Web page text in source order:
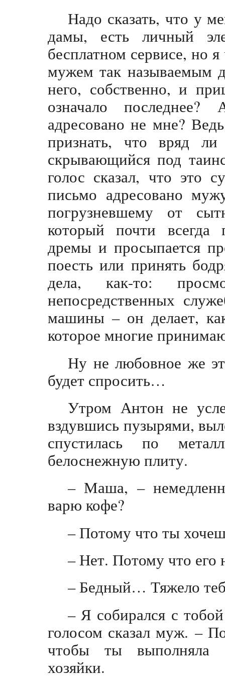
Надо сказать, что у
дамы, есть личный
бесплатном сервисе, но
мужем так называемым
него, собственно, и
означало
адресовано не мне?
признать, что вряд ли
скрывающийся под
голос сказал, что это
письмо адресовано
погрузневшему от
который почти всегда
дремы и просыпается
поесть или принять
дела, как-то:
непосредственных
машины – он делает,
которое многие
Ну не любовное же
будет спросить…
Утром Антон не
вздувшись пузырями,
спустилась по
белоснежную плиту.
– Маша, –
варю кофе?
– Потому что ты
– Нет. Потому что его
– Бедный… Тяжело
– Я собирался с
голосом сказал муж. –
чтобы ты выполняла
хозяйки.